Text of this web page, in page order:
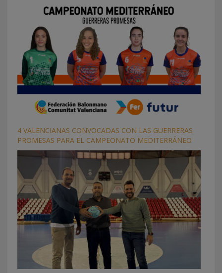
4 VALENCIANAS CONVOCADAS CON LAS GUERRERAS
PROMESAS PARA EL CAMPEONATO MEDITERRÁNEO